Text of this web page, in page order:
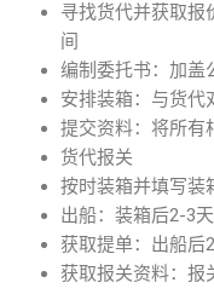
寻找货代并获取报
间
编制委托书：加盖
安排装箱：与货代
提交资料：将所有
货代报关
按时装箱并填写装
出船：装箱后2-3
获取提单：出船后
获取报关资料：报